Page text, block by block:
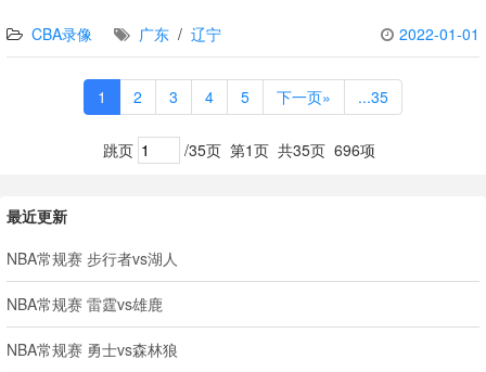
CBA录像 广东 / 辽宁 2022-01-01
1 2 3 4 5 下一页» ...35
跳页 /35页 第1页 共35页 696项
最近更新
NBA常规赛 步行者vs湖人
NBA常规赛 雷霆vs雄鹿
NBA常规赛 勇士vs森林狼